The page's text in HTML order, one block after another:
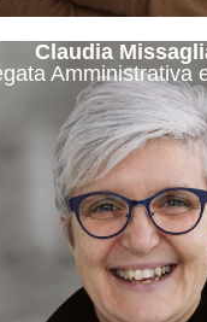
Claudia
Amministrativa